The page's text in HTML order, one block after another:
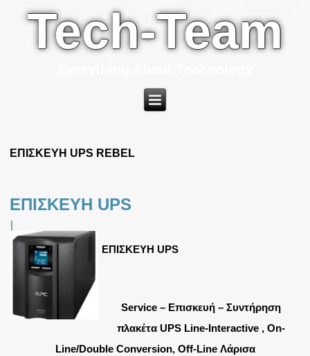
Tech-Team
ΕΠΙΣΚΕΥΗ UPS REBEL
ΕΠΙΣΚΕΥΗ UPS
|
ΕΠΙΣΚΕΥΗ UPS
Service – Επισκευή – Συντήρηση
πλακέτα UPS Line-Interactive , On-
Line/Double Conversion, Off-Line Λάρισα